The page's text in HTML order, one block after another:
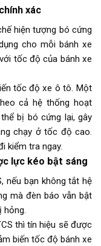
xác
hiện tượng bó cứng
cho mỗi bánh xe
tốc độ của bánh xe
tốc độ xe ô tô. Một
cả hệ thống hoạt
bị bó cứng lại, gây
chạy ở tốc độ cao.
kiểm tra ngay.
lực kéo bật sáng
nếu bạn không tắt hệ
mà đèn báo vẫn bật
hỏng.
thì tín hiệu sẽ được
biến tốc độ bánh xe